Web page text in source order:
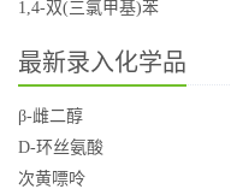
1,4-双(三氯甲基)苯
最新录入化学品
β-雌二醇
D-环丝氨酸
次黄嘌呤